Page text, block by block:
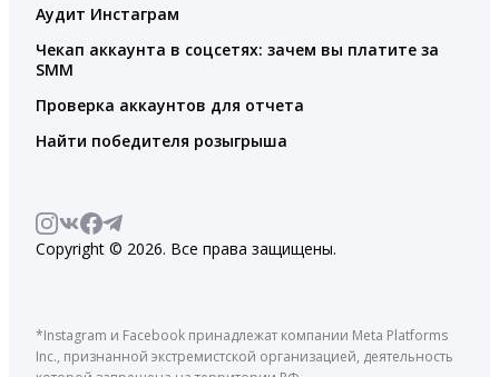
Аудит Инстаграм
Чекап аккаунта в соцсетях: зачем вы платите за
SMM
Проверка аккаунтов для отчета
Найти победителя розыгрыша
Copyright © 2026. Все права защищены.
*Instagram и Facebook принадлежат компании Meta Platforms
Inc., признанной экстремистской организацией, деятельность